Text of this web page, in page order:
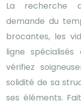
La recherche
demande du
brocantes, les
ligne
vérifiez
solidité de sa
ses éléments.